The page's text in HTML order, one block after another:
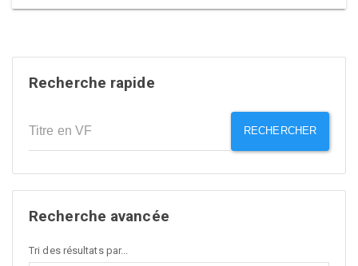
Recherche rapide
RECHERCHER
Recherche avancée
Tri des résultats par...